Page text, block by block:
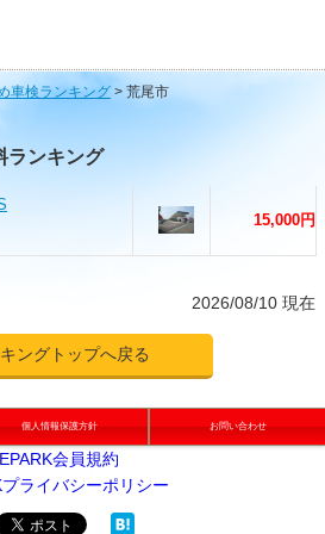
車検ランキング> 荒尾市
ランキング
15,000円
2026/08/10 現在
ングトップへ戻る
個人情報保護方針 お問い合わせ